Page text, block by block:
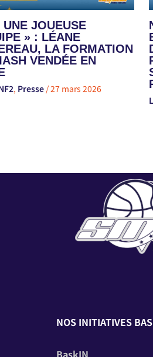
UNE JOUEUSE
» : LÉANE
LA FORMATION
VENDÉE EN
, Presse /27 mars 2026
NOS INITIATIVES
BaskIN